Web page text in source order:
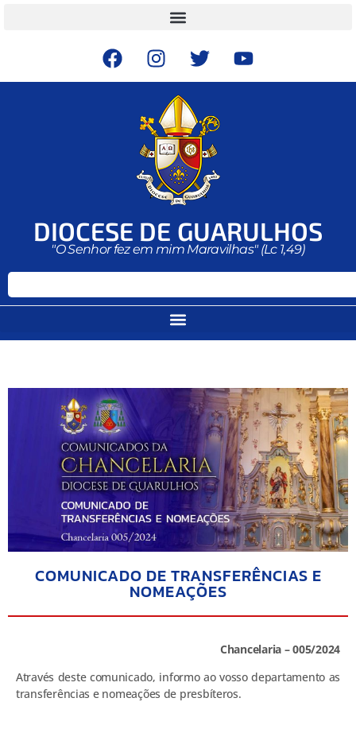
DIOCESE DE GUARULHOS
"O Senhor fez em mim Maravilhas" (Lc 1,49)
COMUNICADO DE TRANSFERÊNCIAS E
NOMEAÇÕES
Chancelaria – 005/2024
Através deste comunicado, informo ao vosso departamento as
transferências e nomeações de presbíteros.